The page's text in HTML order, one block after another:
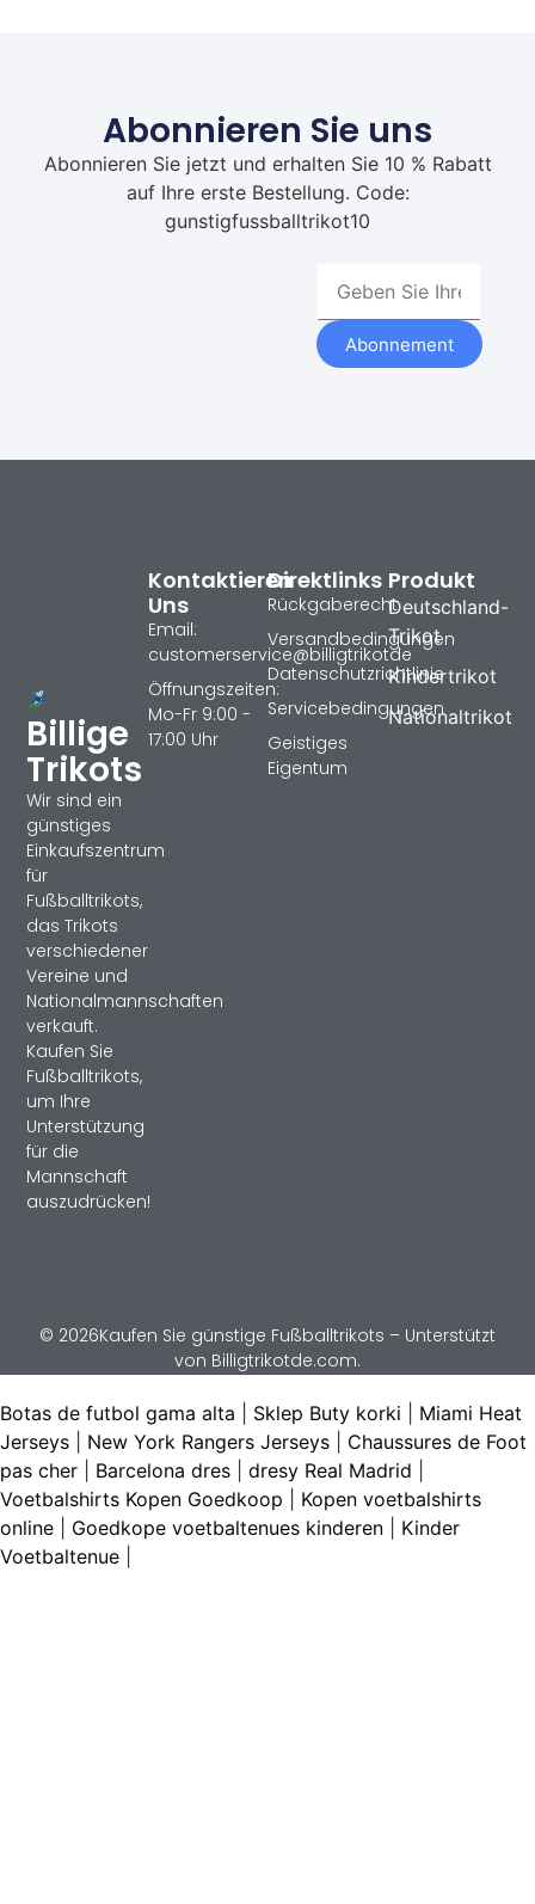
Abonnieren Sie uns
Abonnieren Sie jetzt und erhalten Sie 10 % Rabatt
auf Ihre erste Bestellung. Code:
gunstigfussballtrikot10
Abonnement
Billige
Trikots
Wir sind ein
günstiges
Einkaufszentrum
für
Fußballtrikots,
das Trikots
verschiedener
Vereine und
Nationalmannschaften
verkauft.
Kaufen Sie
Fußballtrikots,
um Ihre
Unterstützung
für die
Mannschaft
auszudrücken!
Produkt
Deutschland-
Trikot
Kindertrikot
Nationaltrikot
Direktlinks
Rückgaberecht
Versandbedingungen
Datenschutzrichtlinie
Servicebedingungen
Geistiges
Eigentum
Kontaktieren
Uns
Email:
customerservice@billigtrikotde
Öffnungszeiten:
Mo-Fr 9:00 -
17:00 Uhr
© 2026Kaufen Sie günstige Fußballtrikots – Unterstützt
von Billigtrikotde.com.
Botas de futbol gama alta Sklep Buty korki
Miami Heat
Jerseys
New York Rangers Jerseys
Chaussures de Foot
pas cher
Barcelona dres dresy Real Madrid
Voetbalshirts Kopen Goedkoop
Kopen voetbalshirts
online
Goedkope voetbaltenues kinderen
Kinder
Voetbaltenue